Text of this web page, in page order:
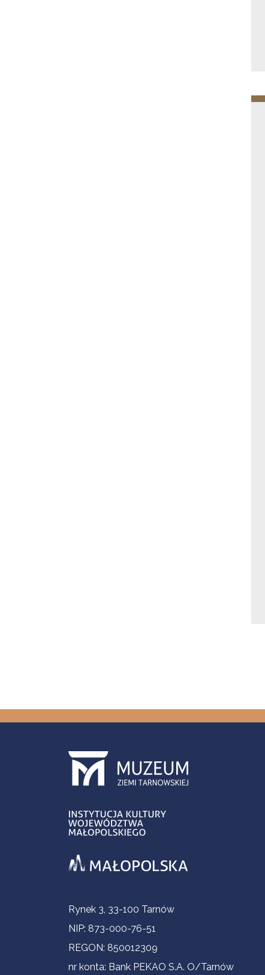
Informacje kontaktowe
Rynek 3, 33-100 Tarnów
NIP: 873-000-76-51
REGON: 850012309
nr konta: Bank PEKAO S.A. O/Tarnów